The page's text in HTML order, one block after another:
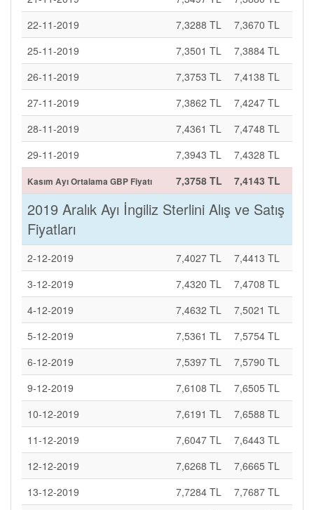
22-11-2019
7,3288 TL
7,3670 TL
25-11-2019
7,3501 TL
7,3884 TL
26-11-2019
7,3753 TL
7,4138 TL
27-11-2019
7,3862 TL
7,4247 TL
28-11-2019
7,4361 TL
7,4748 TL
29-11-2019
7,3943 TL 7,4328 TL
Kasım Ayı Ortalama GBP Fiyatı 7,3758 TL 7,4143 TL
2019 Aralık Ayı İngiliz Sterlini Alış ve Satış
Fiyatları
2-12-2019 7,4027 TL
7,4413 TL
3-12-2019
7,4320 TL
7,4708 TL
4-12-2019
7,4632 TL
7,5021 TL
5-12-2019
7,5361 TL
7,5754 TL
6-12-2019
7,5397 TL
7,5790 TL
9-12-2019
7,6108 TL
7,6505 TL
10-12-2019
7,6191 TL
7,6588 TL
11-12-2019
7,6047 TL
7,6443 TL
12-12-2019
7,6268 TL
7,6665 TL
13-12-2019
7,7284 TL
7,7687 TL